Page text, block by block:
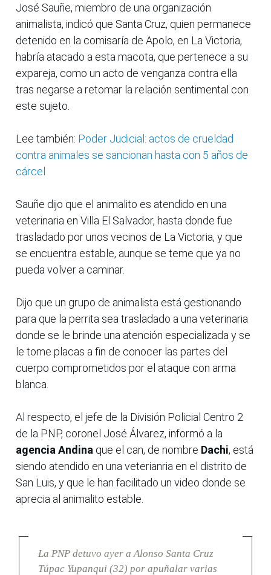
José Sauñe, miembro de una organización
animalista, indicó que Santa Cruz, quien permanece
detenido en la comisaría de Apolo, en La Victoria,
habría atacado a esta macota, que pertenece a su
expareja, como un acto de venganza contra ella
tras negarse a retomar la relación sentimental con
este sujeto.
Lee también: Poder Judicial: actos de crueldad
contra animales se sancionan hasta con 5 años de
cárcel
Sauñe dijo que el animalito es atendido en una
veterinaria en Villa El Salvador, hasta donde fue
trasladado por unos vecinos de La Victoria, y que
se encuentra estable, aunque se teme que ya no
pueda volver a caminar.
Dijo que un grupo de animalista está gestionando
para que la perrita sea trasladado a una veterinaria
donde se le brinde una atención especializada y se
le tome placas a fin de conocer las partes del
cuerpo comprometidos por el ataque con arma
blanca.
Al respecto, el jefe de la División Policial Centro 2
de la PNP, coronel José Álvarez, informó a la
agencia Andina que el can, de nombre Dachi, está
siendo atendido en una veterianria en el distrito de
San Luis, y que le han facilitado un video donde se
aprecia al animalito estable.
La PNP detuvo ayer a Alonso Santa Cruz
Túpac Yupanqui (32) por apuñalar varias